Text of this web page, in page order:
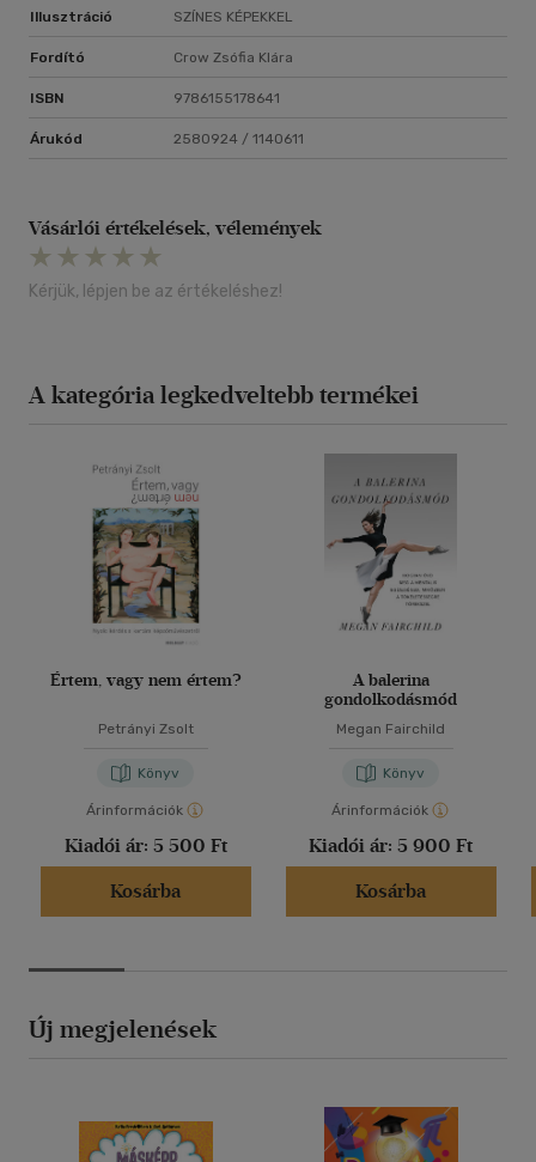
Illusztráció SZÍNES KÉPEKKEL
Fordító Crow Zsófia Klára
ISBN 9786155178641
Árukód 2580924 / 1140611
Vásárlói értékelések, vélemények
Kérjük, lépjen be az értékeléshez!
A kategória legkedveltebb termékei
Értem, vagy nem értem?
Petrányi Zsolt
Könyv
Árinformációk
Kiadói ár: 5 500 Ft
Kosárba
A balerina
gondolkodásmód
Megan Fairchild
Könyv
Árinformációk
Kiadói ár: 5 900 Ft
Kosárba
Új megjelenések